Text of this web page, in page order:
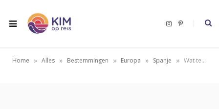
I
P
e
Home » Alles » Bestemmingen » Europa » Spanje » Wat te doen in Manacor Mallorca: van parels tot paardenraces